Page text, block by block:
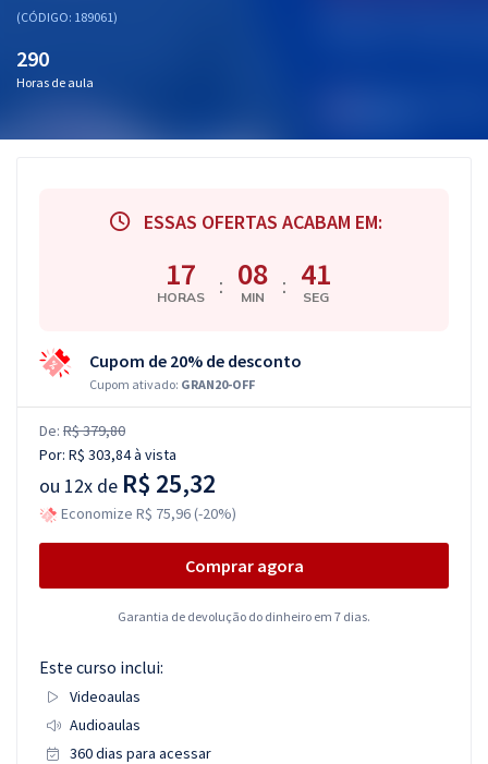
Questões grátis
Conteúdo gratuito
Aprovados
(CÓDIGO: 189061)
290
Horas de aula
ESSAS OFERTAS ACABAM EM:
17
HORAS : 08
MIN : 40
SEG
Cupom de 20% de desconto
Cupom ativado: GRAN20-OFF
De: R$ 379,80
Por: R$ 303,84à vista
ou 12x de R$ 25,32
Economize R$ 75,96 (-20%)
Comprar agora
Garantia de devolução do dinheiro em 7 dias.
Este curso inclui:
Videoaulas
Audioaulas
360 dias para acessar